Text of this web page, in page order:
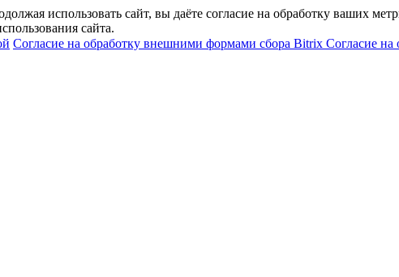
использовать сайт, вы даёте согласие на обработку ваших
сайта.
Согласие на обработку внешними формами сбора Bitrix Согласие на